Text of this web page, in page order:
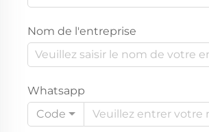
Nom de l'entreprise
Whatsapp
Code